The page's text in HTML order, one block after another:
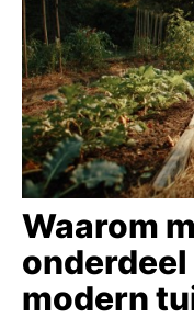
Waarom
modern